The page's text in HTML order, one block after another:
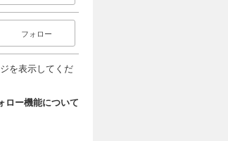
フォロー
を表示してくだ
ロー機能について